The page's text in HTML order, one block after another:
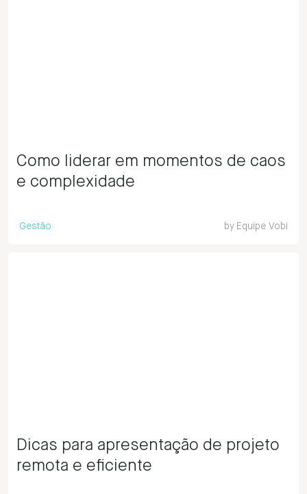
Como liderar em momentos de caos
e complexidade
Gestão by Equipe Vobi
Dicas para apresentação de projeto
remota e eficiente